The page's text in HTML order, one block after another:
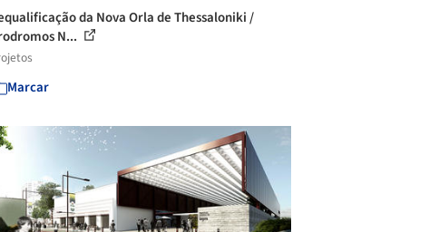
da Nova Orla de Thessaloniki /
N...
Marcar